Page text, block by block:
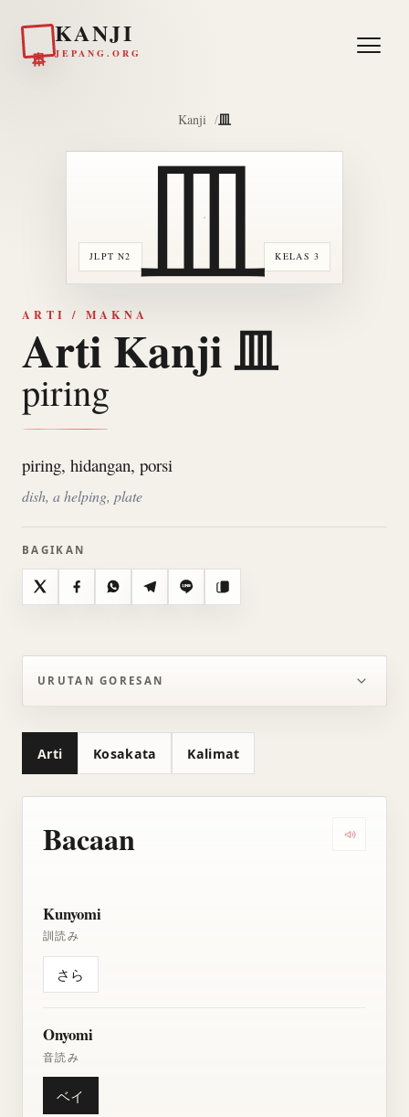
KANJI
JEPANG.ORG
Kanji 皿
JLPT N2 KELAS 3
皿
ARTI / MAKNA
Arti Kanji 皿
piring
piring, hidangan, porsi
dish, a helping, plate
BAGIKAN
X FacebookWhatsAppTelegramLine Salin
URUTAN GORESAN
Arti Kosakata Kalimat
Bacaan
Kunyomi
訓読み
さら
Onyomi
音読み
ベイ